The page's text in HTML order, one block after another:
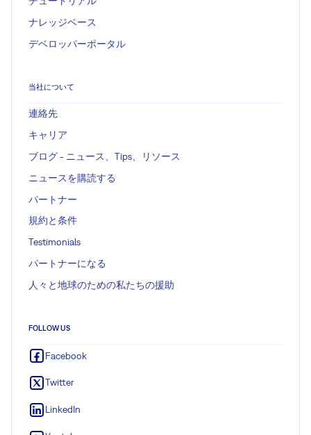
ナレッジベース
デベロッパーポータル
当社について
連絡先
キャリア
ブログ - ニュース、Tips、リソース
ニュースを購読する
パートナー
規約と条件
Testimonials
パートナーになる
人々と地球のための私たちの援助
FOLLOW US
Facebook
Twitter
LinkedIn